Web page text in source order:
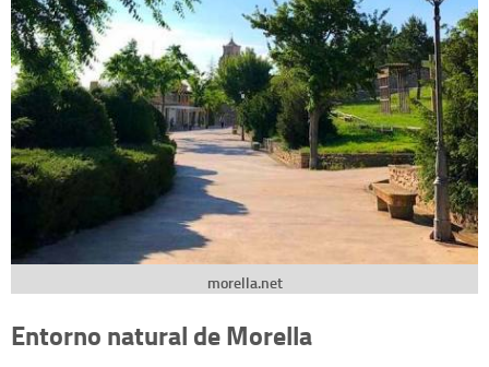
morella.net
Entorno natural de Morella